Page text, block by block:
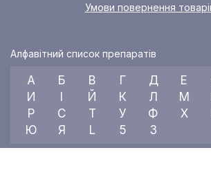
Умови повернення
Алфавітний список препаратів
А Б В Г Д Е
И
Й К Л М
Р
С Т У Ф Х
Ю
Я L 5 3